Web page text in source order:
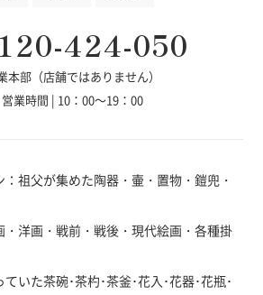
424-050
本部（店舗ではありません）
営業時間 | 10：00～19：00
祖父が集めた陶器・壷・置物・鎧兜・
洋画・戦前・戦後・現代絵画・各種掛
いた茶碗･茶杓･茶釜･花入･花器･花瓶･